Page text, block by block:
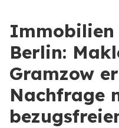
Immobilien
Berlin:
Gramzow
Nachfrage